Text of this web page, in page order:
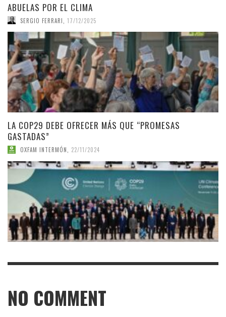
ABUELAS POR EL CLIMA
SERGIO FERRARI 17/12/2025
LA COP29 DEBE OFRECER MÁS QUE “PROMESAS
GASTADAS”
OXFAM INTERMÓN, 22/11/2024
NO COMMENT